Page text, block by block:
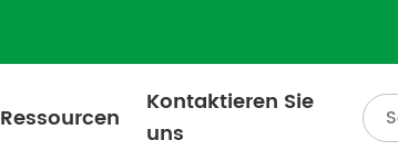
Ressourcen
Kontaktieren Sie
uns